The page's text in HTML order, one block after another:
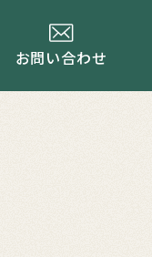
お問い合わせ